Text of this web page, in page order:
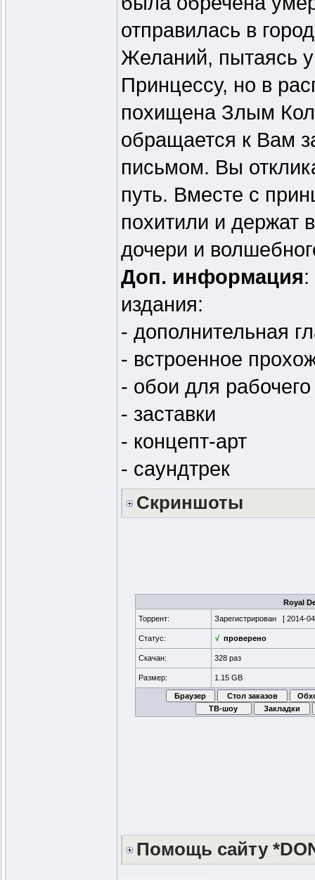
отправилась в
Желаний, пытаясь
Принцессу, но в
похищена Злым
обращается к Вам
письмом. Вы
путь. Вместе с
похитили и держат
дочери и
Доп. информация:
издания:
- дополнительная
- встроенное
- обои для рабочего
- заставки
- концепт-арт
- саундтрек
Скриншоты
Royal
Торрент:
Зарегистрирован [ 2014-
Статус: √ проверено
Скачан: 328 раз
Размер: 1.15 GB
Помощь сайту